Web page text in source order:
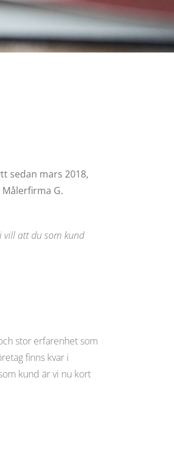
sedan mars 2018,
G.
vill att du som kund
stor erfarenhet som
finns kvar i
kund är vi nu kort